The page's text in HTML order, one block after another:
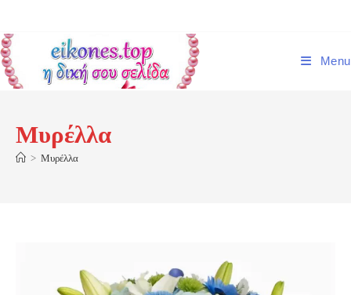
content
Menu
Μυρέλλα
> Μυρέλλα